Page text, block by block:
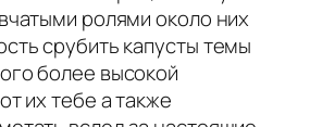
ролями около них
срубить капусты темы
более высокой
их тебе а также